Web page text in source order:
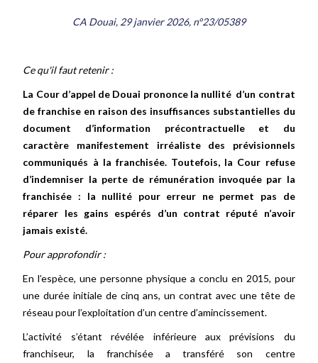
CA Douai, 29 janvier 2026, n°23/05389
Ce qu'il faut retenir :
La Cour d’appel de Douai prononce la nullité d’un contrat
de franchise en raison des insuffisances substantielles du
document d’information précontractuelle et du
caractère manifestement irréaliste des prévisionnels
communiqués à la franchisée. Toutefois, la Cour refuse
d’indemniser la perte de rémunération invoquée par la
franchisée : la nullité pour erreur ne permet pas de
réparer les gains espérés d’un contrat réputé n’avoir
jamais existé.
Pour approfondir :
En l’espèce, une personne physique a conclu en 2015, pour
une durée initiale de cinq ans, un contrat avec une tête de
réseau pour l’exploitation d’un centre d’amincissement.
L’activité s’étant révélée inférieure aux prévisions du
franchiseur, la franchisée a transféré son centre